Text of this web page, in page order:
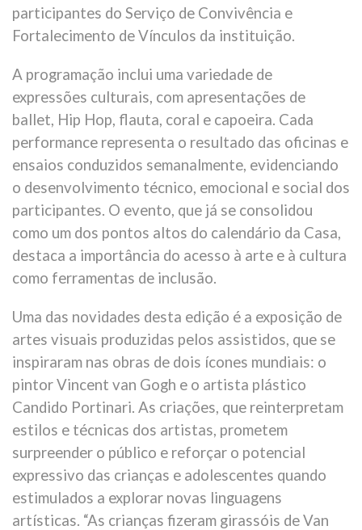
participantes do Serviço de Convivência e
Fortalecimento de Vínculos da instituição.
A programação inclui uma variedade de
expressões culturais, com apresentações de
ballet, Hip Hop, flauta, coral e capoeira. Cada
performance representa o resultado das oficinas e
ensaios conduzidos semanalmente, evidenciando
o desenvolvimento técnico, emocional e social dos
participantes. O evento, que já se consolidou
como um dos pontos altos do calendário da Casa,
destaca a importância do acesso à arte e à cultura
como ferramentas de inclusão.
Uma das novidades desta edição é a exposição de
artes visuais produzidas pelos assistidos, que se
inspiraram nas obras de dois ícones mundiais: o
pintor Vincent van Gogh e o artista plástico
Candido Portinari. As criações, que reinterpretam
estilos e técnicas dos artistas, prometem
surpreender o público e reforçar o potencial
expressivo das crianças e adolescentes quando
estimulados a explorar novas linguagens
artísticas. “As crianças fizeram girassóis de Van